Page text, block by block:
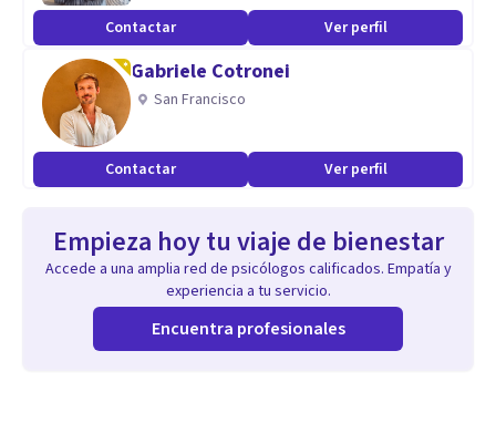
Contactar Ver perfil
Gabriele Cotronei
San Francisco
Contactar Ver perfil
Empieza hoy tu viaje de bienestar
Accede a una amplia red de psicólogos calificados. Empatía y
experiencia a tu servicio.
Encuentra profesionales